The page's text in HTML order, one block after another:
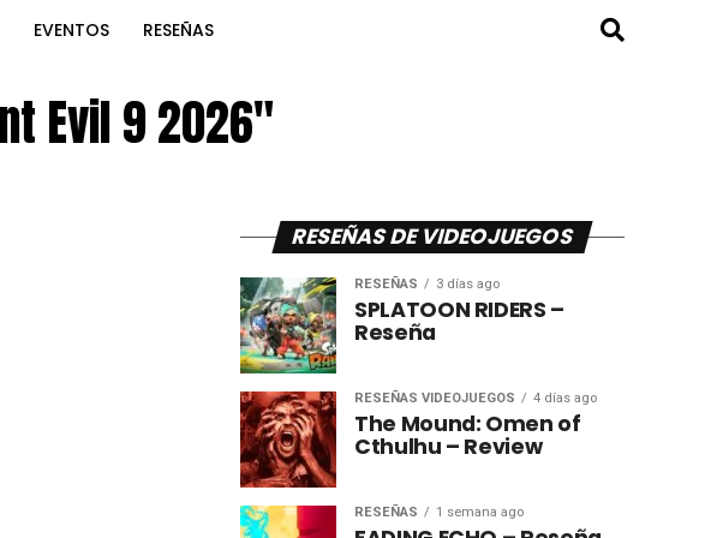
EVENTOS RESEÑAS
Evil 9 2026"
RESEÑAS DE VIDEOJUEGOS
RESEÑAS 3 días ago
SPLATOON RIDERS –
Reseña
RESEÑAS VIDEOJUEGOS 4 días ago
The Mound: Omen of
Cthulhu – Review
RESEÑAS 1 semana ago